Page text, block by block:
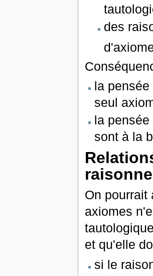
des
la
seul
la
sont à la
On pourrait
axiomes
et qu'elle
si le